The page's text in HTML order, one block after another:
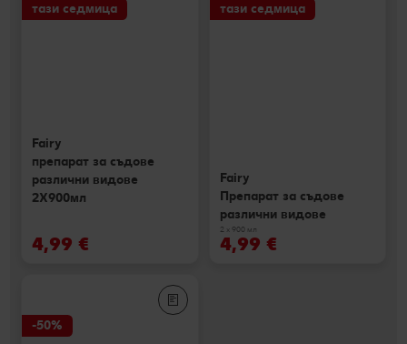
тази седмица
Fairy
препарат за съдове
различни видове
2X900мл
4,99 €
тази седмица
Fairy
Препарат за съдове
различни видове
2 х 900 мл
4,99 €
-50%